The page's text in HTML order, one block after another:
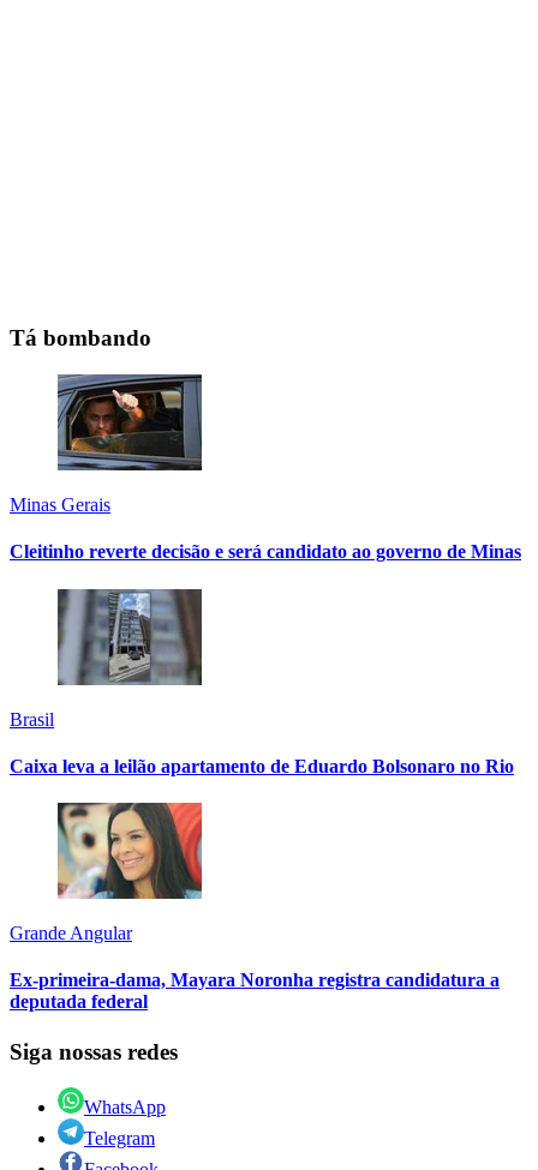
Tá bombando
Minas Gerais
Cleitinho reverte decisão e será candidato ao governo de Minas
Brasil
Caixa leva a leilão apartamento de Eduardo Bolsonaro no Rio
Grande Angular
Ex-primeira-dama, Mayara Noronha registra candidatura a
deputada federal
Siga nossas redes
WhatsApp
Telegram